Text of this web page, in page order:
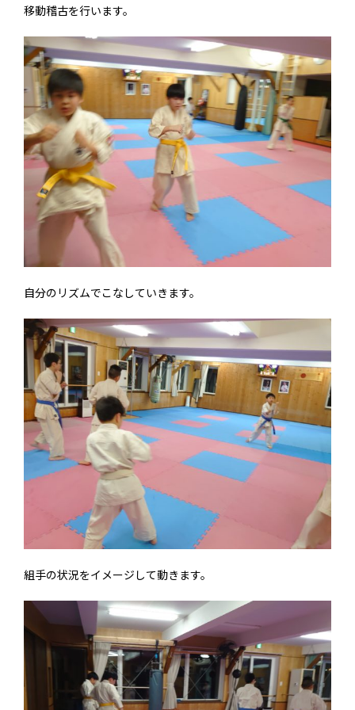
移動稽古を行います。
自分のリズムでこなしていきます。
組手の状況をイメージして動きます。